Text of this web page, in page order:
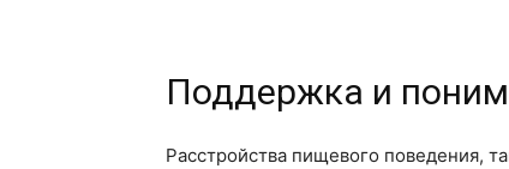
Поддержка и
Расстройства пищевого поведения,